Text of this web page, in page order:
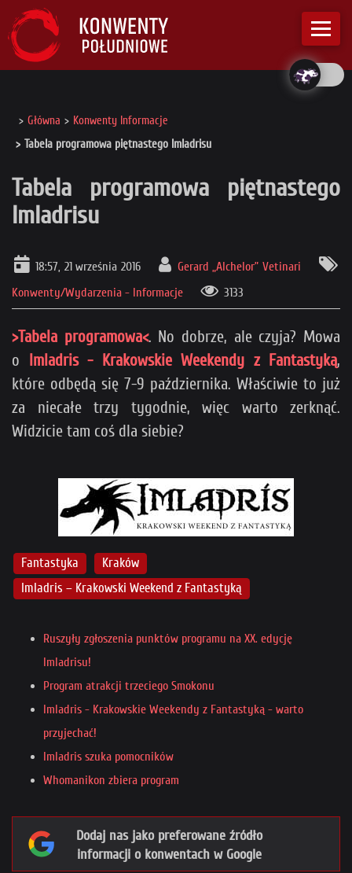
Główna
Konwenty Informacje
Tabela programowa piętnastego Imladrisu
Tabela programowa piętnastego
Imladrisu
18:57, 21 września 2016
Gerard „Alchelor” Vetinari
Konwenty/Wydarzenia - Informacje
3133
>Tabela programowa<. No dobrze, ale czyja? Mowa
o
Imladris - Krakowskie Weekendy z Fantastyką,
które odbędą się 7-9 października. Właściwie to już
za niecałe trzy tygodnie, więc warto zerknąć.
Widzicie tam coś dla siebie?
Fantastyka
Kraków
Imladris – Krakowski Weekend z Fantastyką
Ruszyły zgłoszenia punktów programu na XX. edycję
Imladrisu!
Program atrakcji trzeciego Smokonu
Imladris - Krakowskie Weekendy z Fantastyką - warto
przyjechać!
Imladris szuka pomocników
Whomanikon zbiera program
Dodaj nas jako preferowane źródło
informacji o konwentach w Google